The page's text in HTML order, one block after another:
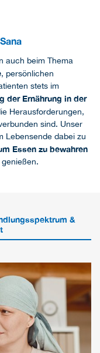
auch beim Thema
, persönlichen
stets im
der Ernährung in der
Herausforderungen,
sind. Unser
Lebensende dabei zu
Essen zu bewahren
&